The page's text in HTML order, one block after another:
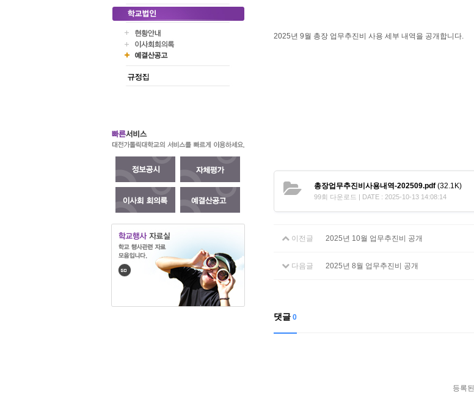
2025년 9월 총장 업무추진비 사용 세부 내역을 공개합니다.
총장업무추진비사용내역-202509.pdf (32.1K)
99회 다운로드 | DATE : 2025-10-13 14:08:14
이전글 2025년 10월 업무추진비 공개
다음글 2025년 8월 업무추진비 공개
댓글 0
등록